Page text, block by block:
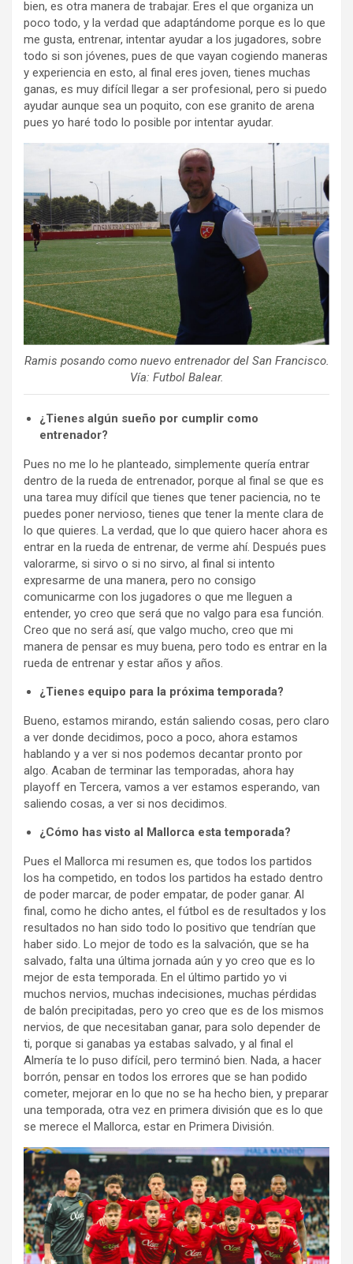
bien, es otra manera de trabajar. Eres el que organiza un
poco todo, y la verdad que adaptándome porque es lo que
me gusta, entrenar, intentar ayudar a los jugadores, sobre
todo si son jóvenes, pues de que vayan cogiendo maneras
y experiencia en esto, al final eres joven, tienes muchas
ganas, es muy difícil llegar a ser profesional, pero si puedo
ayudar aunque sea un poquito, con ese granito de arena
pues yo haré todo lo posible por intentar ayudar.
Ramis posando como nuevo entrenador del San Francisco.
Vía: Futbol Balear.
¿Tienes algún sueño por cumplir como
entrenador?
Pues no me lo he planteado, simplemente quería entrar
dentro de la rueda de entrenador, porque al final se que es
una tarea muy difícil que tienes que tener paciencia, no te
puedes poner nervioso, tienes que tener la mente clara de
lo que quieres. La verdad, que lo que quiero hacer ahora es
entrar en la rueda de entrenar, de verme ahí. Después pues
valorarme, si sirvo o si no sirvo, al final si intento
expresarme de una manera, pero no consigo
comunicarme con los jugadores o que me lleguen a
entender, yo creo que será que no valgo para esa función.
Creo que no será así, que valgo mucho, creo que mi
manera de pensar es muy buena, pero todo es entrar en la
rueda de entrenar y estar años y años.
¿Tienes equipo para la próxima temporada?
Bueno, estamos mirando, están saliendo cosas, pero claro
a ver donde decidimos, poco a poco, ahora estamos
hablando y a ver si nos podemos decantar pronto por
algo. Acaban de terminar las temporadas, ahora hay
playoff en Tercera, vamos a ver estamos esperando, van
saliendo cosas, a ver si nos decidimos.
¿Cómo has visto al Mallorca esta temporada?
Pues el Mallorca mi resumen es, que todos los partidos
los ha competido, en todos los partidos ha estado dentro
de poder marcar, de poder empatar, de poder ganar. Al
final, como he dicho antes, el fútbol es de resultados y los
resultados no han sido todo lo positivo que tendrían que
haber sido. Lo mejor de todo es la salvación, que se ha
salvado, falta una última jornada aún y yo creo que es lo
mejor de esta temporada. En el último partido yo vi
muchos nervios, muchas indecisiones, muchas pérdidas
de balón precipitadas, pero yo creo que es de los mismos
nervios, de que necesitaban ganar, para solo depender de
ti, porque si ganabas ya estabas salvado, y al final el
Almería te lo puso difícil, pero terminó bien. Nada, a hacer
borrón, pensar en todos los errores que se han podido
cometer, mejorar en lo que no se ha hecho bien, y preparar
una temporada, otra vez en primera división que es lo que
se merece el Mallorca, estar en Primera División.